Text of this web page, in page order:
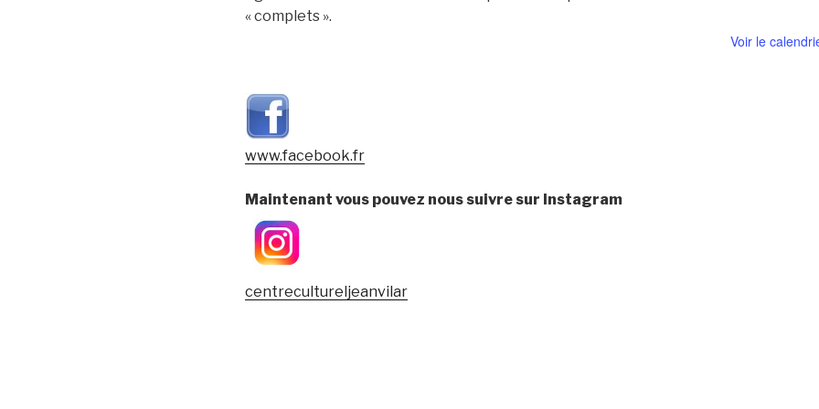
« complets ».
www.facebook.fr
Maintenant vous pouvez nous suivre sur Instagram
centrecultureljeanvilar
Voir le